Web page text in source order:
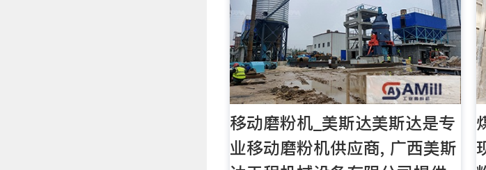
移动磨粉机_美斯达美斯达是专
业移动磨粉机供应商, 广西美斯